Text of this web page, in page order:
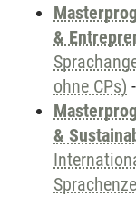
&
ohne CPs) -
&